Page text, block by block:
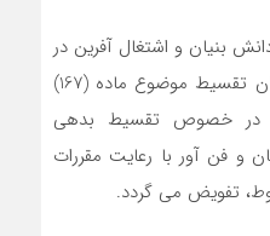
بنیان و اشتغال آفرین در
حوزه اقتصاد اختیار حداکثر زمان تقسیط موضوع ماده (167)
در خصوص تقسیط بدهی
و فن آور با رعایت مقررات
تفویض می گردد.